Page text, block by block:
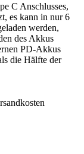
C Anschlusses,
es kann in nur 6
werden,
des Akkus
PD-Akkus
die Hälfte der